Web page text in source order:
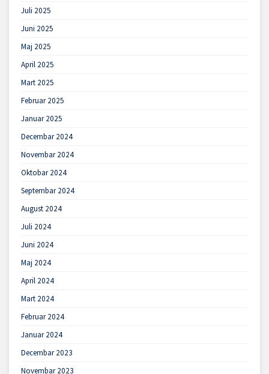
Juli 2025
Juni 2025
Maj 2025
April 2025
Mart 2025
Februar 2025
Januar 2025
Decembar 2024
Novembar 2024
Oktobar 2024
Septembar 2024
August 2024
Juli 2024
Juni 2024
Maj 2024
April 2024
Mart 2024
Februar 2024
Januar 2024
Decembar 2023
Novembar 2023